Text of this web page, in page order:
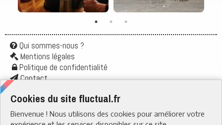
Cookies du site fluctual.fr
Bienvenue ! Nous utilisons des cookies pour améliorer votre
Qui sommes-nous ?
Mentions légales
Politique de confidentialité
Contact
Flux rss
RUBRIQUES
› Santé & Bien-être